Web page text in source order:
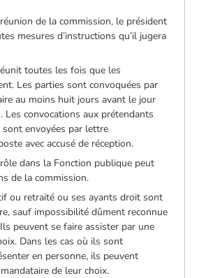
de la commission, le président
mesures d’instructions qu’il jugera
toutes les fois que les
Les parties sont convoquées par
au moins huit jours avant le jour
Les convocations aux prétendants
envoyées par lettre
avec accusé de réception.
dans la Fonction publique peut
de la commission.
ou retraité ou ses ayants droit sont
sauf impossibilité dûment reconnue
peuvent se faire assister par une
Dans les cas où ils sont
en personne, ils peuvent
de leur choix.